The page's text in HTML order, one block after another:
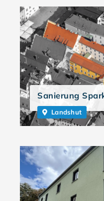
Sanierung
Landshut